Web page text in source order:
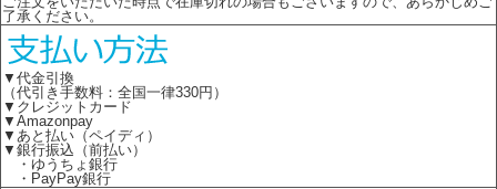
了承ください。
▼代金引換
（代引き手数料：全国一律330円）
▼クレジットカード
▼Amazonpay
▼あと払い（ペイディ）
▼銀行振込（前払い）
・ゆうちょ銀行
・PayPay銀行